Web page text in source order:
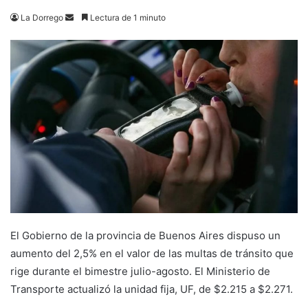
La Dorrego
SendLectura de 1 minuto
El Gobierno de la provincia de Buenos Aires dispuso un
aumento del 2,5% en el valor de las multas de tránsito que
rige durante el bimestre julio-agosto. El Ministerio de
Transporte actualizó la unidad fija, UF, de $2.215 a $2.271.